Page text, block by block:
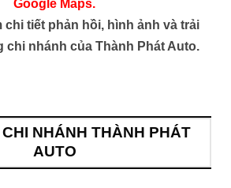
Google Maps.
chi tiết phản hồi, hình ảnh và trải
chi nhánh của Thành Phát Auto.
NHÁNH THÀNH PHÁT
AUTO